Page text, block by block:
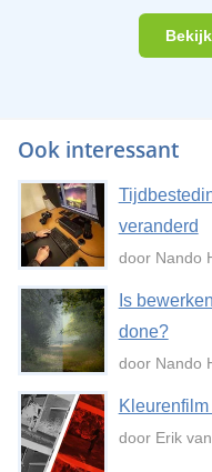
Ook interessant
veranderd
door Nando
Is
done?
door Nando
door Erik